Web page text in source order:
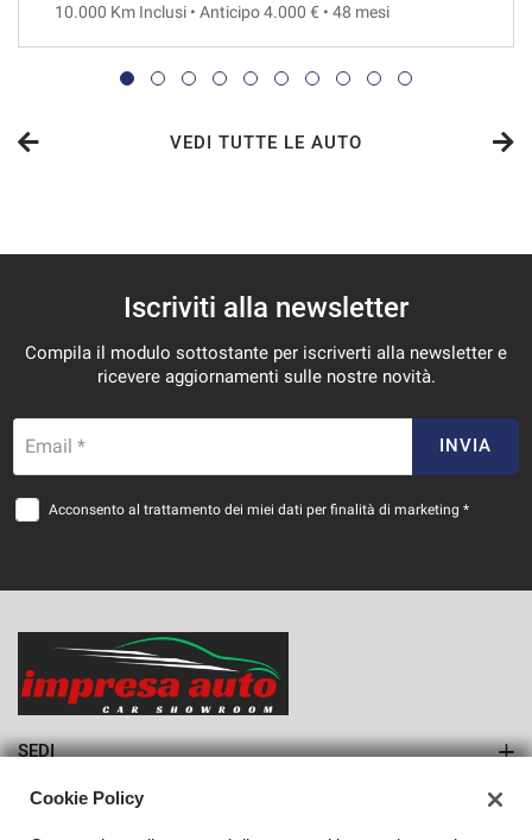
10.000 Km Inclusi • Anticipo 4.000 € • 48 mesi
VEDI TUTTE LE AUTO
Iscriviti alla newsletter
Compila il modulo sottostante per iscriverti alla newsletter e
ricevere aggiornamenti sulle nostre novità.
Email * INVIA
Acconsento al trattamento dei miei dati per finalità di marketing *
SEDI
Cookie Policy